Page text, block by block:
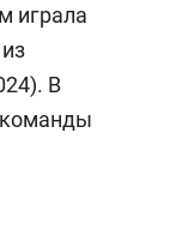
играла
В
команды